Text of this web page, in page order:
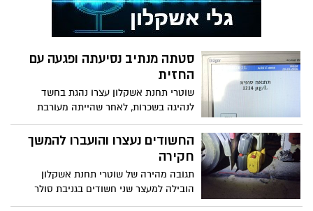
סטתה מנתיב נסיעתה ופגעה עם
החזית
שוטרי תחנת אשקלון עצרו נהגת בחשד
לנהיגה בשכרות, לאחר שהייתה מעורבת
בתאונת דרכים עם שני כלי רכב חונים -
בבדיקה נמצא ערך של 1214 מיקרוגרם אלכוהול
בליטר אוויר נשוף
החשודים נעצרו והועברו להמשך
חקירה
תגובה מהירה של שוטרי תחנת אשקלון
הובילה למעצר שני חשודים בגניבת סולר
ממשאיות בעיר